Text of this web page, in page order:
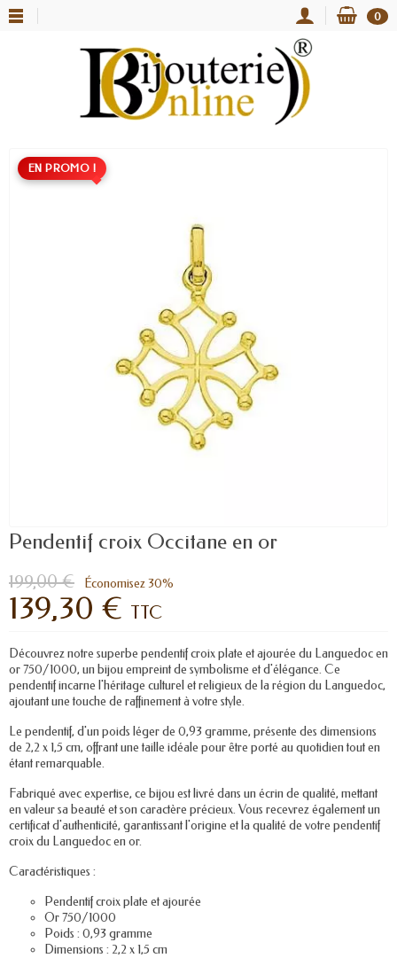
0
EN PROMO !
Pendentif croix Occitane en or
199,00 € Économisez 30%
139,30 € TTC
Découvrez notre superbe pendentif croix plate et ajourée du Languedoc en
or 750/1000, un bijou empreint de symbolisme et d'élégance. Ce
pendentif incarne l'héritage culturel et religieux de la région du Languedoc,
ajoutant une touche de raffinement à votre style.
Le pendentif, d'un poids léger de 0,93 gramme, présente des dimensions
de 2,2 x 1,5 cm, offrant une taille idéale pour être porté au quotidien tout en
étant remarquable.
Fabriqué avec expertise, ce bijou est livré dans un écrin de qualité, mettant
en valeur sa beauté et son caractère précieux. Vous recevrez également un
certificat d'authenticité, garantissant l'origine et la qualité de votre pendentif
croix du Languedoc en or.
Caractéristiques :
Pendentif croix plate et ajourée
Or 750/1000
Poids : 0,93 gramme
Dimensions : 2,2 x 1,5 cm